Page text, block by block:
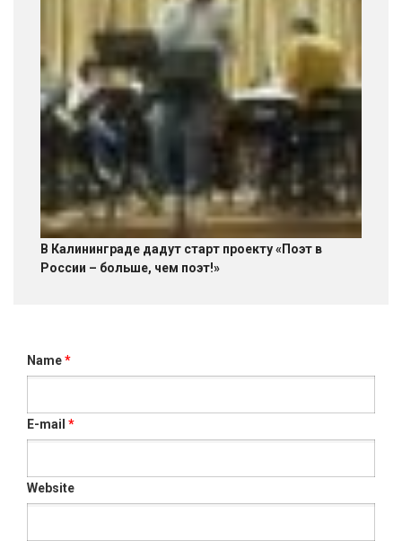
В Калининграде дадут старт проекту «Поэт в
России – больше, чем поэт!»
Name*
E-mail *
Website